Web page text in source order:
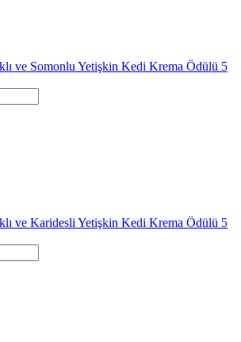
ve Somonlu Yetişkin Kedi Krema Ödülü 5
ve Karidesli Yetişkin Kedi Krema Ödülü 5